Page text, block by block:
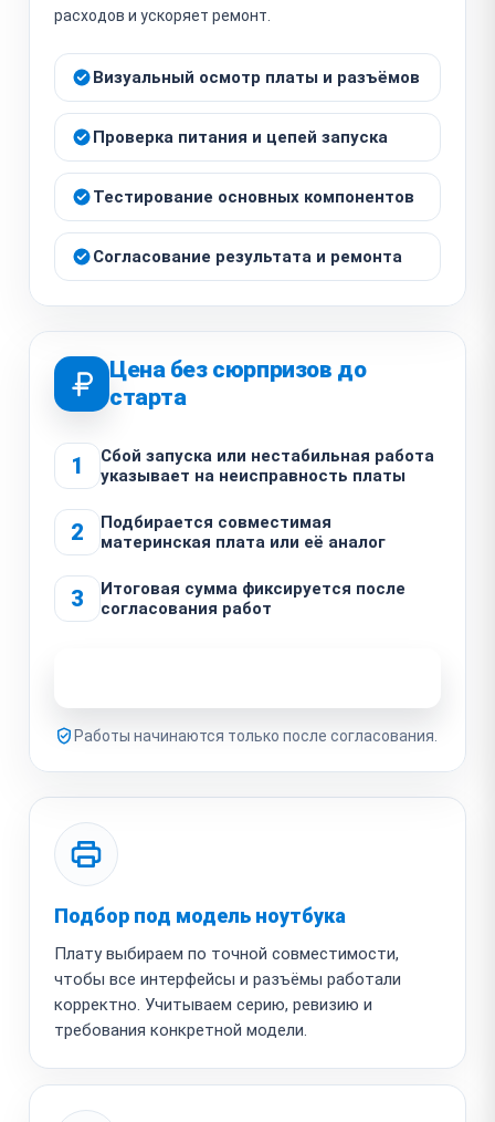
расходов и ускоряет ремонт.
Визуальный осмотр платы и разъёмов
Проверка питания и цепей запуска
Тестирование основных компонентов
Согласование результата и ремонта
Цена без сюрпризов до
старта
1
Сбой запуска или нестабильная работа
указывает на неисправность платы
2
Подбирается совместимая
материнская плата или её аналог
3
Итоговая сумма фиксируется после
согласования работ
Работы начинаются только после согласования.
Подбор под модель ноутбука
Плату выбираем по точной совместимости,
чтобы все интерфейсы и разъёмы работали
корректно. Учитываем серию, ревизию и
требования конкретной модели.